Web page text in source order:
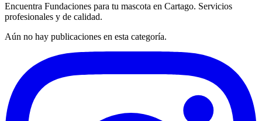
Encuentra Fundaciones para tu mascota en Cartago. Servicios
profesionales y de calidad.
Aún no hay publicaciones en esta categoría.